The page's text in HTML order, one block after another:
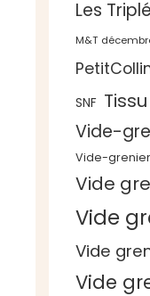
Les
M&T
SNF Tissu
Vide-
Vide-
Vide
Vide
Vide
Vide